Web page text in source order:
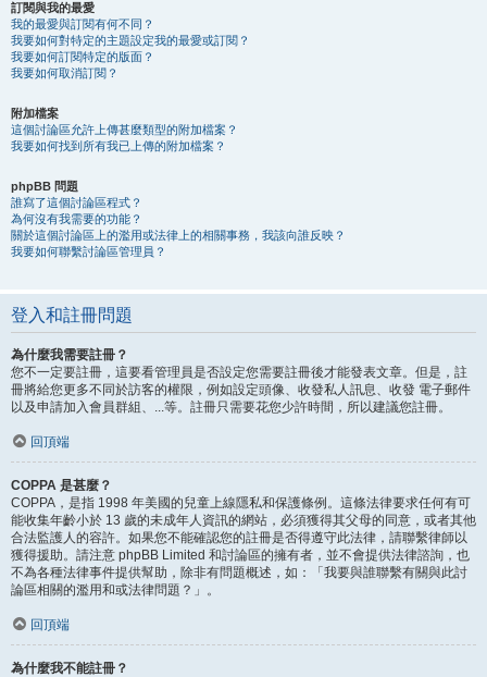
訂閱與我的最愛
我的最愛與訂閱有何不同？
我要如何對特定的主題設定我的最愛或訂閱？
我要如何訂閱特定的版面？
我要如何取消訂閱？
附加檔案
這個討論區允許上傳甚麼類型的附加檔案？
我要如何找到所有我已上傳的附加檔案？
phpBB 問題
誰寫了這個討論區程式？
為何沒有我需要的功能？
關於這個討論區上的濫用或法律上的相關事務，我該向誰反映？
我要如何聯繫討論區管理員？
登入和註冊問題
為什麼我需要註冊？
您不一定要註冊，這要看管理員是否設定您需要註冊後才能發表文章。但是，註
冊將給您更多不同於訪客的權限，例如設定頭像、收發私人訊息、收發 電子郵件
以及申請加入會員群組、...等。註冊只需要花您少許時間，所以建議您註冊。
回頂端
COPPA 是甚麼？
COPPA，是指 1998 年美國的兒童上線隱私和保護條例。這條法律要求任何有可
能收集年齡小於 13 歲的未成年人資訊的網站，必須獲得其父母的同意，或者其他
合法監護人的容許。如果您不能確認您的註冊是否得遵守此法律，請聯繫律師以
獲得援助。請注意 phpBB Limited 和討論區的擁有者，並不會提供法律諮詢，也
不為各種法律事件提供幫助，除非有問題概述，如：「我要與誰聯繫有關與此討
論區相關的濫用和或法律問題？」。
回頂端
為什麼我不能註冊？